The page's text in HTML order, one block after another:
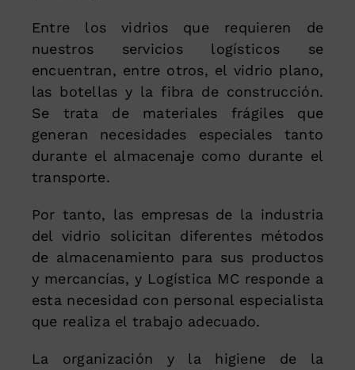
Entre los vidrios que requieren de
nuestros servicios logísticos se
encuentran, entre otros, el vidrio plano,
las botellas y la fibra de construcción.
Se trata de materiales frágiles que
generan necesidades especiales tanto
durante el almacenaje como durante el
transporte.
Por tanto, las empresas de la industria
del vidrio solicitan diferentes métodos
de almacenamiento para sus productos
y mercancías, y Logística MC responde a
esta necesidad con personal especialista
que realiza el trabajo adecuado.
La organización y la higiene de la